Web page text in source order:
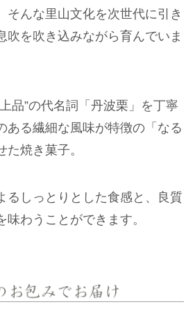
そんな里山文化を次世代に引き
吹を吹き込みながら育んでいま
品”の代名詞「丹波栗」を丁寧
ある繊細な風味が特徴の「なる
た焼き菓子。
るしっとりとした食感と、良質
味わうことができます。